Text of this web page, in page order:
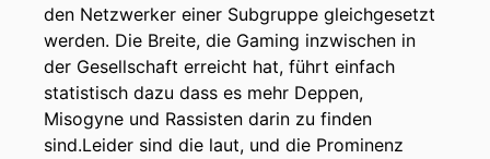
den Netzwerker einer Subgruppe gleichgesetzt
werden. Die Breite, die Gaming inzwischen in
der Gesellschaft erreicht hat, führt einfach
statistisch dazu dass es mehr Deppen,
Misogyne und Rassisten darin zu finden
sind.Leider sind die laut, und die Prominenz